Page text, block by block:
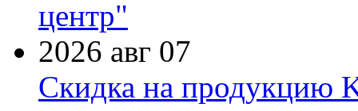
центр"
2026 авг 07
Скидка на продукцию